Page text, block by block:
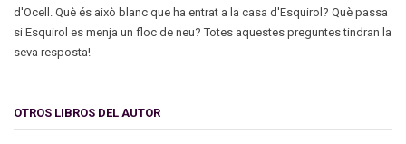
d'Ocell. Què és això blanc que ha entrat a la casa d'Esquirol? Què passa
si Esquirol es menja un floc de neu? Totes aquestes preguntes tindran la
seva resposta!
OTROS LIBROS DEL AUTOR